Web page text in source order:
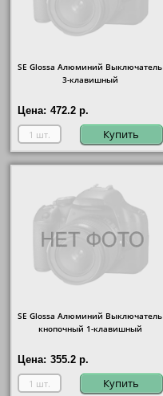
SE Glossa Алюминий Выключатель
3-клавишный
Цена: 472.2 р.
Купить
SE Glossa Алюминий Выключатель
кнопочный 1-клавишный
Цена: 355.2 р.
Купить